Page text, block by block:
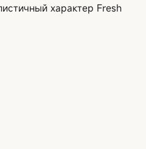
характер Fresh